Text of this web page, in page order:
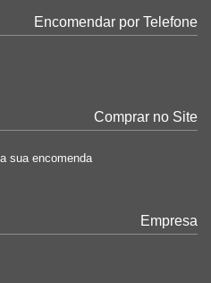
Encomendar por Telefone
Comprar no Site
sua encomenda
Empresa